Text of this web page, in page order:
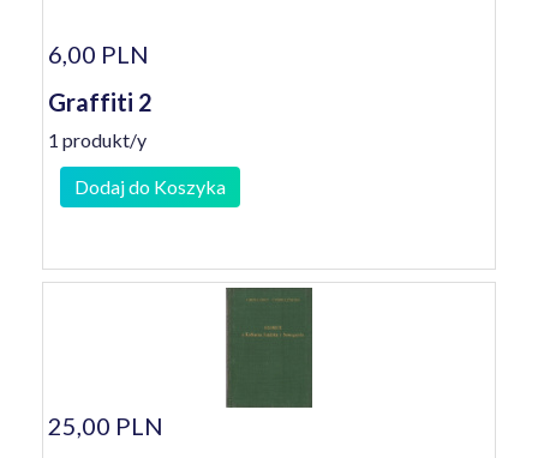
6,00 PLN
Graffiti 2
1 produkt/y
Dodaj do Koszyka
25,00 PLN